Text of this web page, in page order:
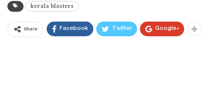
kerala blasters
Share Facebook Twitter Google+